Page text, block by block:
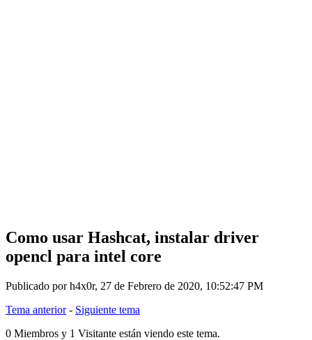
Como usar Hashcat, instalar driver
opencl para intel core
Publicado por h4x0r, 27 de Febrero de 2020, 10:52:47 PM
Tema anterior- Siguiente tema
0 Miembros y 1 Visitante están viendo este tema.